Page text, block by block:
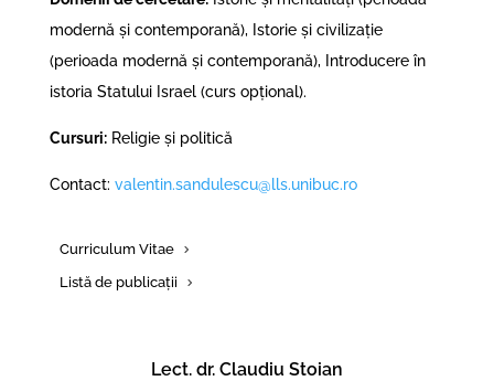
modernă și contemporană), Istorie și civilizație
(perioada modernă și contemporană), Introducere în
istoria Statului Israel (curs opțional).
Cursuri:Religie și politică
Contact: valentin.sandulescu@lls.unibuc.ro
Curriculum Vitae
Listă de publicații
Lect. dr. Claudiu Stoian